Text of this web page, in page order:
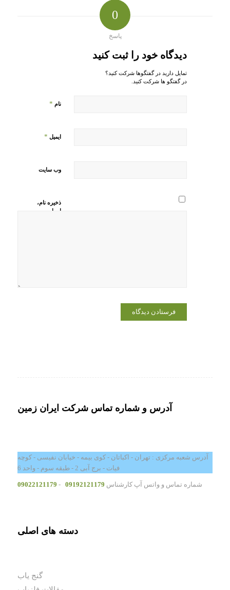
0
پاسخ
دیدگاه خود را ثبت کنید
تمایل دارید در گفتگوها شرکت کنید؟
در گفتگو ها شرکت کنید.
نام *
ایمیل *
وب‌ سایت
ذخیره نام،
ایمیل و
آدرس و شماره تماس شرکت ایران زمین
آدرس شعبه مرکزی : تهران - اکباتان - کوی بیمه - خیابان نفیسی - کوچه
فیات - برج آبی 2 - طبقه سوم - واحد 6
شماره تماس و واتس آپ کارشناس 09192121179
-
09022121179
دسته های اصلی
گنج یاب